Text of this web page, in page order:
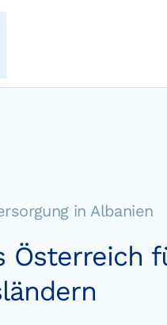
in Albanien
Österreich